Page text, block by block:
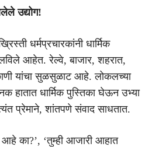
उद्योग!
धर्मप्रचारकांनी धार्मिक
आहेत. रेल्वे, बाजार, शहरात,
यांचा सुळसुळाट आहे. लोकलच्या
हातात धार्मिक पुस्तिका घेऊन उभ्या
प्रेमाने, शांतपणे संवाद साधतात.
का?’, ‘तुम्ही आजारी आहात